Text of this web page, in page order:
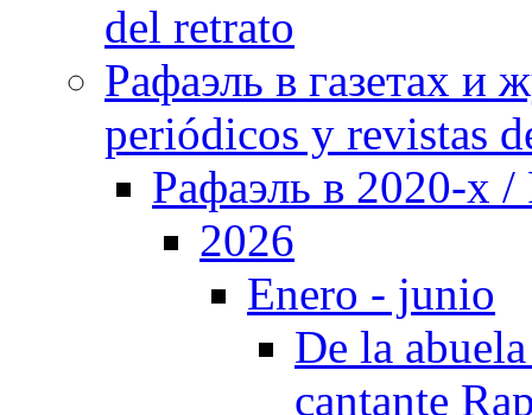
del retrato
Рафаэль в газетах и
periódicos y revistas
Рафаэль в 2020-х /
2026
Enero - junio
De la
cantante